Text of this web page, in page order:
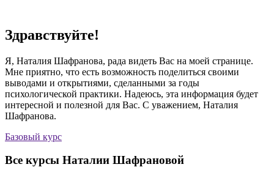
Здравствуйте!
Я, Наталия Шафранова, рада видеть Вас на моей странице.
Мне приятно, что есть возможность поделиться своими
выводами и открытиями, сделанными за годы
психологической практики. Надеюсь, эта информация будет
интересной и полезной для Вас. С уважением, Наталия
Шафранова.
Базовый курс
Все курсы Наталии Шафрановой